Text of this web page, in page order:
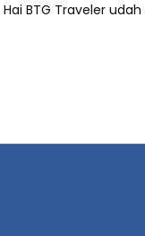
BTG Traveler